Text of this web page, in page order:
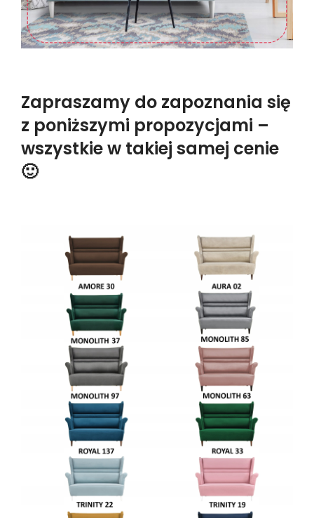
Zapraszamy do zapoznania się
z poniższymi propozycjami –
wszystkie w takiej samej cenie
🙂